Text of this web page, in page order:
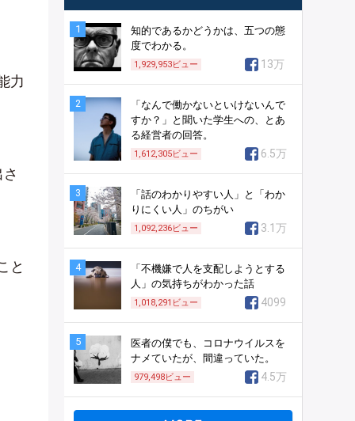
力
と
1
知的であるかどうかは、五つの態
度でわかる。
1,929,953ビュー 13万
2
「なんで働かないといけないんで
すか？」と聞いた学生への、とあ
る経営者の回答。
1,612,305ビュー 6.5万
3
「話のわかりやすい人」と「わか
りにくい人」のちがい
1,092,236ビュー 3.1万
4
「不機嫌で人を支配しようとする
人」の気持ちがわかった話
1,018,291 ビュー 4099
5
医者の僕でも、コロナウイルスを
ナメていたが、間違っていた。
979,498ビュー 4.5万